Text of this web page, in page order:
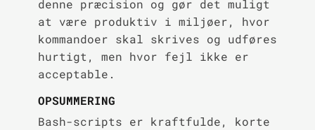
denne præcision og gør det muligt
at være produktiv i miljøer, hvor
kommandoer skal skrives og udføres
hurtigt, men hvor fejl ikke er
acceptable.
OPSUMMERING
Bash-scripts er kraftfulde, korte